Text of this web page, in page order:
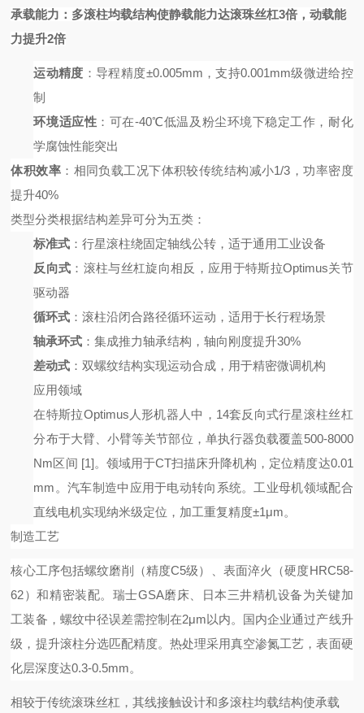
承载能力 ：多滚柱均载结构使静载能力达滚珠丝杠3倍，动载能
力提升2倍
运动精度 ：导程精度±0.005mm，支持0.001mm级微进给控
制
环境适应性 ：可在-40℃低温及粉尘环境下稳定工作，耐化
学腐蚀性能突出
体积效率 ：相同负载工况下体积较传统结构减小1/3，功率密度
提升40%
类型分类根据结构差异可分为五类：
标准式 ：行星滚柱绕固定轴线公转，适于通用工业设备
反向式 ：滚柱与丝杠旋向相反，应用于特斯拉Optimus关节
驱动器
循环式 ：滚柱沿闭合路径循环运动，适用于长行程场景
轴承环式 ：集成推力轴承结构，轴向刚度提升30%
差动式 ：双螺纹结构实现运动合成，用于精密微调机构
应用领域
在特斯拉Optimus人形机器人中，14套反向式行星滚柱丝杠
分布于大臂、小臂等关节部位，单执行器负载覆盖500-8000
Nm区间 [1]。领域用于CT扫描床升降机构，定位精度达0.01
mm。汽车制造中应用于电动转向系统。工业母机领域配合
直线电机实现纳米级定位，加工重复精度±1μm。
制造工艺
核心工序包括螺纹磨削（精度C5级）、表面淬火（硬度HRC58-
62）和精密装配。瑞士GSA磨床、日本三井精机设备为关键加
工装备，螺纹中径误差需控制在2μm以内。国内企业通过产线升
级，提升滚柱分选匹配精度。热处理采用真空渗氮工艺，表面硬
化层深度达0.3-0.5mm。
相较于传统滚珠丝杠，其线接触设计和多滚柱均载结构使承载